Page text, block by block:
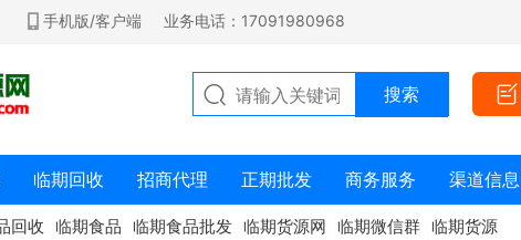
手机版/客户端 业务电话：17091980968
临期回收 招商代理 正期批发 商务服务 渠道信息
回收 临期食品 临期食品批发 临期货源网 临期微信群 临期货源